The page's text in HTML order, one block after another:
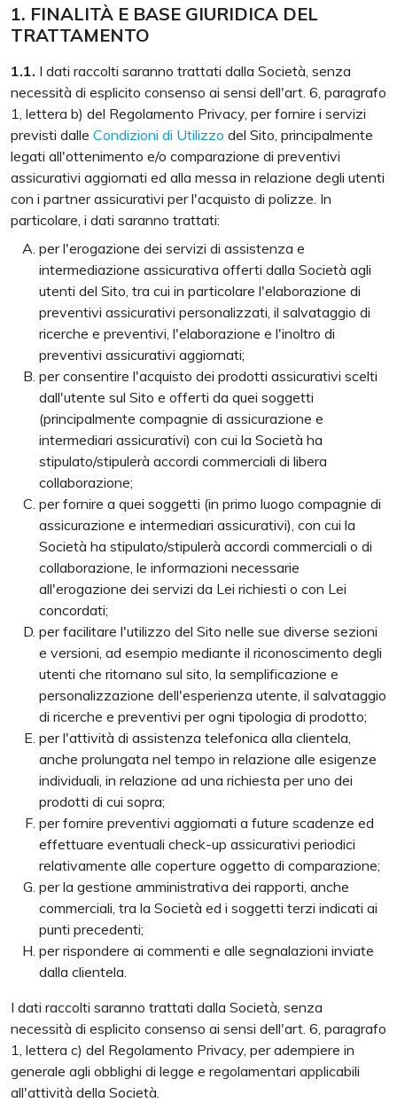
1. FINALITÀ E BASE GIURIDICA DEL
TRATTAMENTO
1.1. I dati raccolti saranno trattati dalla Società, senza
necessità di esplicito consenso ai sensi dell'art. 6, paragrafo
1, lettera b) del Regolamento Privacy, per fornire i servizi
previsti dalle Condizioni di Utilizzo del Sito, principalmente
legati all'ottenimento e/o comparazione di preventivi
assicurativi aggiornati ed alla messa in relazione degli utenti
con i partner assicurativi per l'acquisto di polizze. In
particolare, i dati saranno trattati:
per l'erogazione dei servizi di assistenza e
intermediazione assicurativa offerti dalla Società agli
utenti del Sito, tra cui in particolare l'elaborazione di
preventivi assicurativi personalizzati, il salvataggio di
ricerche e preventivi, l'elaborazione e l'inoltro di
preventivi assicurativi aggiornati;
per consentire l'acquisto dei prodotti assicurativi scelti
dall'utente sul Sito e offerti da quei soggetti
(principalmente compagnie di assicurazione e
intermediari assicurativi) con cui la Società ha
stipulato/stipulerà accordi commerciali di libera
collaborazione;
per fornire a quei soggetti (in primo luogo compagnie di
assicurazione e intermediari assicurativi), con cui la
Società ha stipulato/stipulerà accordi commerciali o di
collaborazione, le informazioni necessarie
all'erogazione dei servizi da Lei richiesti o con Lei
concordati;
per facilitare l'utilizzo del Sito nelle sue diverse sezioni
e versioni, ad esempio mediante il riconoscimento degli
utenti che ritornano sul sito, la semplificazione e
personalizzazione dell'esperienza utente, il salvataggio
di ricerche e preventivi per ogni tipologia di prodotto;
per l'attività di assistenza telefonica alla clientela,
anche prolungata nel tempo in relazione alle esigenze
individuali, in relazione ad una richiesta per uno dei
prodotti di cui sopra;
per fornire preventivi aggiornati a future scadenze ed
effettuare eventuali check-up assicurativi periodici
relativamente alle coperture oggetto di comparazione;
per la gestione amministrativa dei rapporti, anche
commerciali, tra la Società ed i soggetti terzi indicati ai
punti precedenti;
per rispondere ai commenti e alle segnalazioni inviate
dalla clientela.
I dati raccolti saranno trattati dalla Società, senza
necessità di esplicito consenso ai sensi dell'art. 6, paragrafo
1, lettera c) del Regolamento Privacy, per adempiere in
generale agli obblighi di legge e regolamentari applicabili
all'attività della Società.